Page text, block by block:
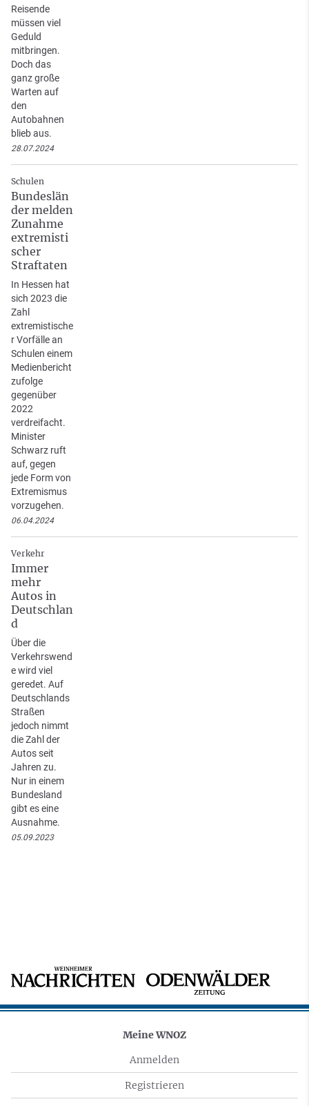
Reisende
müssen viel
Geduld
mitbringen.
Doch das
ganz große
Warten auf
den
Autobahnen
blieb aus.
28.07.2024
Schulen
Bundeslän
der melden
Zunahme
extremisti
scher
Straftaten
In Hessen hat
sich 2023 die
Zahl
extremistische
r Vorfälle an
Schulen einem
Medienbericht
zufolge
gegenüber
2022
verdreifacht.
Minister
Schwarz ruft
auf, gegen
jede Form von
Extremismus
vorzugehen.
06.04.2024
Verkehr
Immer
mehr
Autos in
Deutschlan
d
Über die
Verkehrswend
e wird viel
geredet. Auf
Deutschlands
Straßen
jedoch nimmt
die Zahl der
Autos seit
Jahren zu.
Nur in einem
Bundesland
gibt es eine
Ausnahme.
05.09.2023
Meine WNOZ
Anmelden
Registrieren